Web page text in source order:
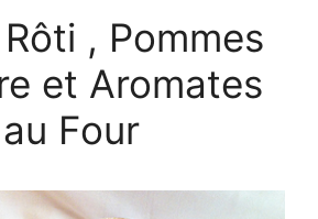
, Pommes
et Aromates
au Four